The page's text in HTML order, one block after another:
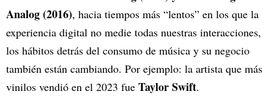
Analog (2016), hacia tiempos más “lentos” en los que la
experiencia digital no medie todas nuestras interacciones,
los hábitos detrás del consumo de música y su negocio
también están cambiando. Por ejemplo: la artista que más
vinilos vendió en el 2023 fue Taylor Swift.